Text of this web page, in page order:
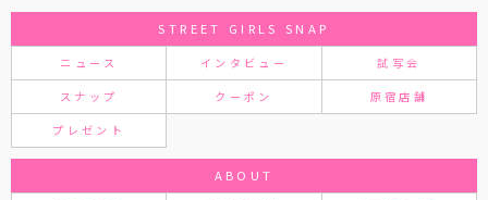
STREET GIRLS SNAP
ニュース インタビュー 試写会
スナップ クーポン 原宿店舗
プレゼント
ABOUT